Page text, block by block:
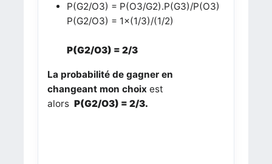
P(G2/O3) = P(O3/G2).P(G3)/P(O3)
P(G2/O3) = 1×(1/3)/(1/2)
P(G2/O3) = 2/3
La probabilité de gagner en
changeant mon choixest
alors P(G2/O3) = 2/3.